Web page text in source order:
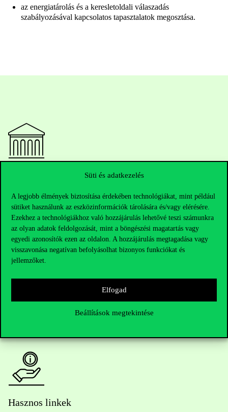
Süti és adatkezelés
A legjobb élmények biztosítása érdekében technológiákat, mint például
sütiket használunk az eszközinformációk tárolására és/vagy elérésére.
Ezekhez a technológiákhoz való hozzájárulás lehetővé teszi számunkra
az olyan adatok feldolgozását, mint a böngészési magatartás vagy
egyedi azonosítók ezen az oldalon. A hozzájárulás megtagadása vagy
visszavonása negatívan befolyásolhat bizonyos funkciókat és
jellemzőket.
Elfogad
Beállítások megtekintése
az energiatárolás és a keresletoldali válaszadás
szabályozásával kapcsolatos tapasztalatok megosztása.
Telefonszám:+36 1 482 5000
Kérdésed van a felvételivel kapcsolatban?
HUB jelenlegi hallgatóinknak
Hasznos linkek